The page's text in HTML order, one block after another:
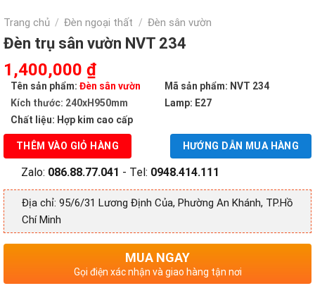
Trang chủ / Đèn ngoại thất / Đèn sân vườn
Đèn trụ sân vườn NVT 234
Giá
gốc
là:
2,560,000 ₫.
1,400,000 ₫Giá
hiện
tại
là:
1,400,000 ₫.
Tên sản phẩm: Đèn sân vườn
Mã sản phẩm: NVT 234
Kích thước: 240xH950mm
Lamp: E27
Chất liệu: Hợp kim cao cấp
HƯỚNG DẪN MUA HÀNG
THÊM VÀO GIỎ HÀNG
Zalo: 086.88.77.041 - Tel: 0948.414.111
Địa chỉ: 95/6/31 Lương Định Của, Phường An Khánh, TP.Hồ
Chí Minh
MUA NGAY
Gọi điện xác nhận và giao hàng tận nơi